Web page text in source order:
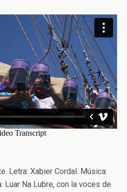
Letra: Xabier Cordal. Música:
Luar Na Lubre, con la voces de